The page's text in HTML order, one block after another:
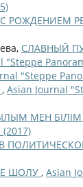
РОЖДЕНИЕМ
СЛАВНЫЙ
"Steppe
"Steppe
, Asian Journal
МЕН
ШОЛУ , Asian